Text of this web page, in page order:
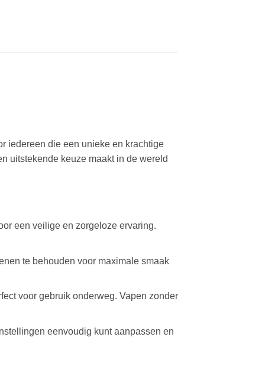
iedereen die een unieke en krachtige
uitstekende keuze maakt in de wereld
een veilige en zorgeloze ervaring.
te behouden voor maximale smaak
voor gebruik onderweg. Vapen zonder
eenvoudig kunt aanpassen en